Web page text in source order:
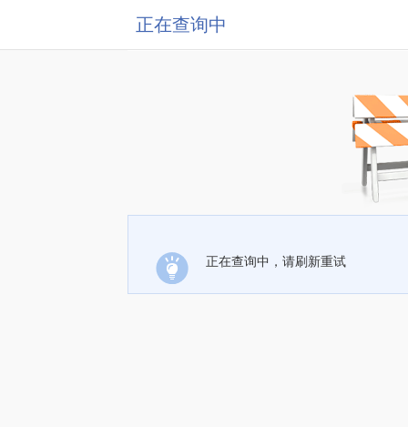
正在查询中
正在查询中，请刷新重试